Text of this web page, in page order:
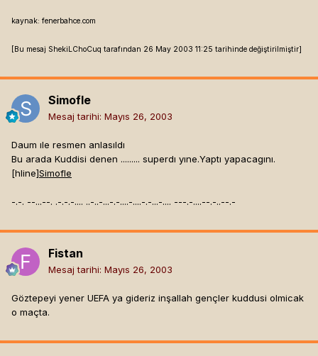
kaynak: fenerbahce.com
[Bu mesaj ShekiLChoCuq tarafından 26 May 2003 11:25 tarihinde değiştirilmiştir]
Simofle
Mesaj tarihi: Mayıs 26, 2003
Daum ıle resmen anlasıldı
Bu arada Kuddisi denen ......... superdı yıne.Yaptı yapacagını.
[hline]Simofle
-.-. --...--. .-.-.-.... ..-..-...-.-....-....-.-...-.... ---.-....--.-..--.-
Fistan
Mesaj tarihi: Mayıs 26, 2003
Göztepeyi yener UEFA ya gideriz inşallah gençler kuddusi olmicak
o maçta.